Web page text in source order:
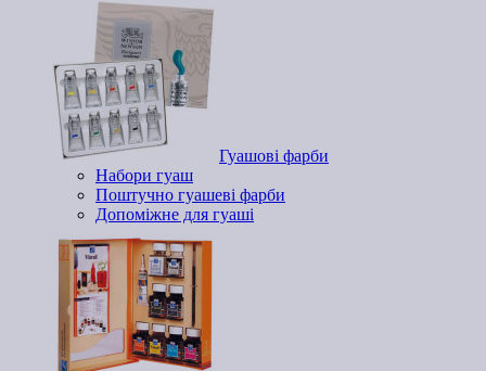
Гуашові фарби
Набори гуаш
Поштучно гуашеві фарби
Допоміжне для гуаші